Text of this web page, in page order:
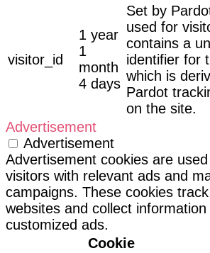
visitor_id
1 year
1
month
4 days
Set by
used for
contains a
identifier for
which is
Pardot
on the site.
Advertisement
Advertisement
Advertisement cookies are
visitors with relevant ads and
campaigns. These cookies
websites and collect
customized ads.
Cookie